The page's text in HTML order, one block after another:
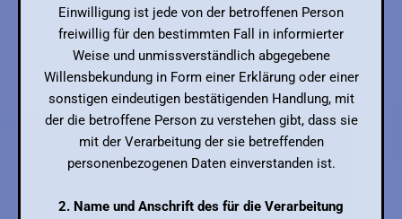
Einwilligung ist jede von der betroffenen Person
freiwillig für den bestimmten Fall in informierter
Weise und unmissverständlich abgegebene
Willensbekundung in Form einer Erklärung oder einer
sonstigen eindeutigen bestätigenden Handlung, mit
der die betroffene Person zu verstehen gibt, dass sie
mit der Verarbeitung der sie betreffenden
personenbezogenen Daten einverstanden ist.
2. Name und Anschrift des für die Verarbeitung